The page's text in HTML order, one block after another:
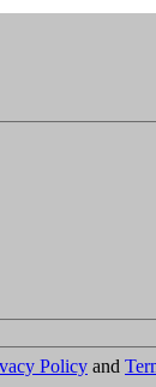
Policy and